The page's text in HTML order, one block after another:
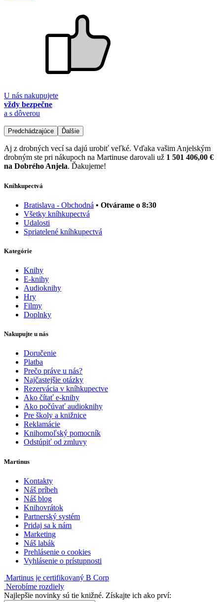
U nás nakupujete
vždy bezpečne
a s dôverou
Predchádzajúce Ďalšie
Aj z drobných vecí sa dajú urobiť veľké. Vďaka vašim Anjelským
drobným ste pri nákupoch na Martinuse darovali už 1 501 406,00 €
na Dobrého Anjela. Ďakujeme!
Kníhkupectvá
Bratislava - Obchodná • Otvárame o 8:30
Všetky kníhkupectvá
Udalosti
Spriatelené kníhkupectvá
Kategórie
Knihy
E-knihy
Audioknihy
Hry
Filmy
Doplnky
Nakupujte u nás
Doručenie
Platba
Prečo práve u nás?
Najčastejšie otázky
Rezervácia v kníhkupectve
Ako čítať e-knihy
Ako počúvať audioknihy
Pre školy a knižnice
Reklamácie
Knihomoľský pomocník
Odstúpiť od zmluvy
Martinus
Kontakty
Náš príbeh
Náš blog
Knihovrátok
Partnerský systém
Pridaj sa k nám
Marketing
Náš labák
Prehlásenie o cookies
Vyhlásenie o prístupnosti
Martinus je certifikovaný B Corp
Nerobíme rozdiely
Najlepšie novinky sú tie knižné. Získajte ich ako prví: